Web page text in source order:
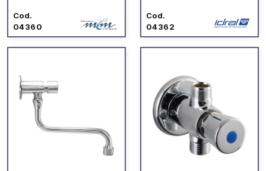
Cod.
04360
Cod.
04362